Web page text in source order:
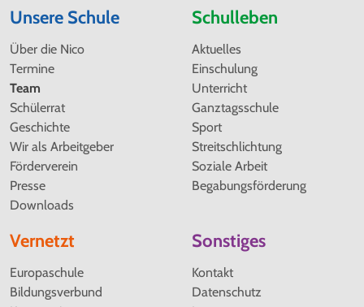
Unsere Schule
Navigation
überspringen
Über die Nico
Termine
Team
Schülerrat
Geschichte
Wir als Arbeitgeber
Förderverein
Presse
Downloads
Schulleben
Navigation
überspringen
Aktuelles
Einschulung
Unterricht
Ganztagsschule
Sport
Streitschlichtung
Soziale Arbeit
Begabungsförderung
Vernetzt
Navigation
überspringen
Europaschule
Bildungsverbund
Sonstiges
Navigation
überspringen
Kontakt
Datenschutz